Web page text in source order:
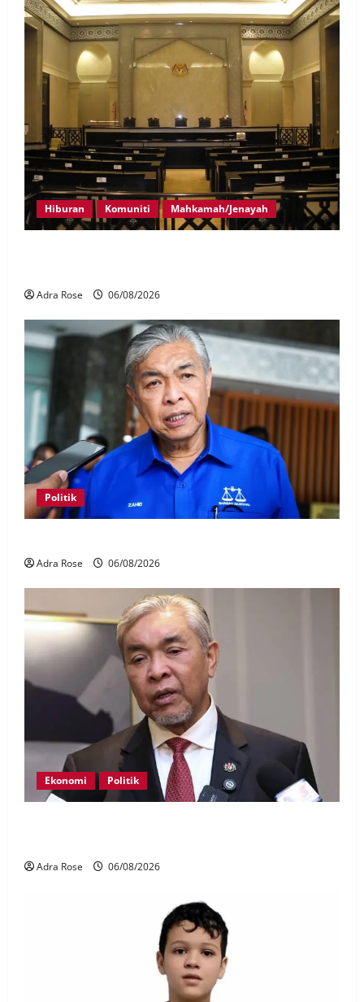
Hiburan Komuniti Mahkamah/Jenayah
Adra Rose 06/08/2026
Politik
Adra Rose 06/08/2026
Ekonomi Politik
Adra Rose 06/08/2026